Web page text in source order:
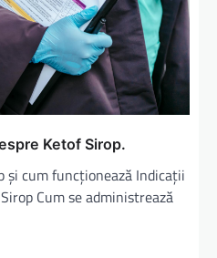
Ketof Sirop.
și cum funcționează Indicații
Cum se administrează